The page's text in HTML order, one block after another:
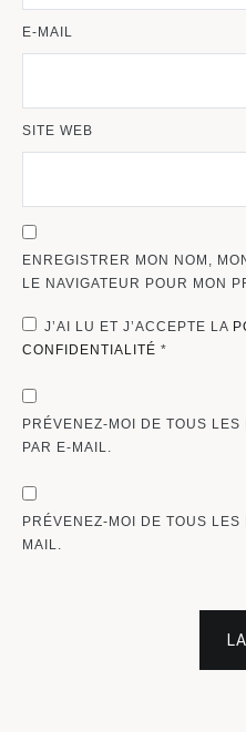
E-MAIL
SITE WEB
ENREGISTRER MON NOM,
LE NAVIGATEUR POUR MON
J’AI LU ET J’ACCEPTE LA
CONFIDENTIALITÉ *
PRÉVENEZ-MOI DE TOUS
PAR E-MAIL.
PRÉVENEZ-MOI DE TOUS
MAIL.